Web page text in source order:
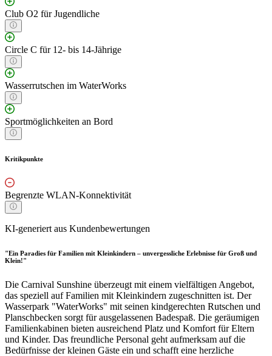
Club O2 für Jugendliche
Circle C für 12- bis 14-Jährige
Wasserrutschen im WaterWorks
Sportmöglichkeiten an Bord
Kritikpunkte
Begrenzte WLAN-Konnektivität
KI-generiert aus Kundenbewertungen
"Ein Paradies für Familien mit Kleinkindern – unvergessliche Erlebnisse für Groß und
Klein!"
Die Carnival Sunshine überzeugt mit einem vielfältigen Angebot,
das speziell auf Familien mit Kleinkindern zugeschnitten ist. Der
Wasserpark "WaterWorks" mit seinen kindgerechten Rutschen und
Planschbecken sorgt für ausgelassenen Badespaß. Die geräumigen
Familienkabinen bieten ausreichend Platz und Komfort für Eltern
und Kinder. Das freundliche Personal geht aufmerksam auf die
Bedürfnisse der kleinen Gäste ein und schafft eine herzliche